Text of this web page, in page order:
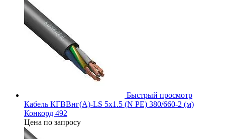
Быстрый просмотр
Кабель КГВВнг(А)-LS 5х1.5 (N PE) 380/660-2 (м)
Конкорд 492
Цена по запросу